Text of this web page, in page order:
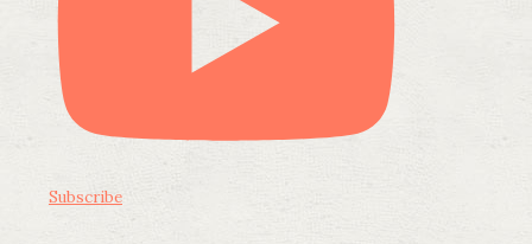
Subscribe